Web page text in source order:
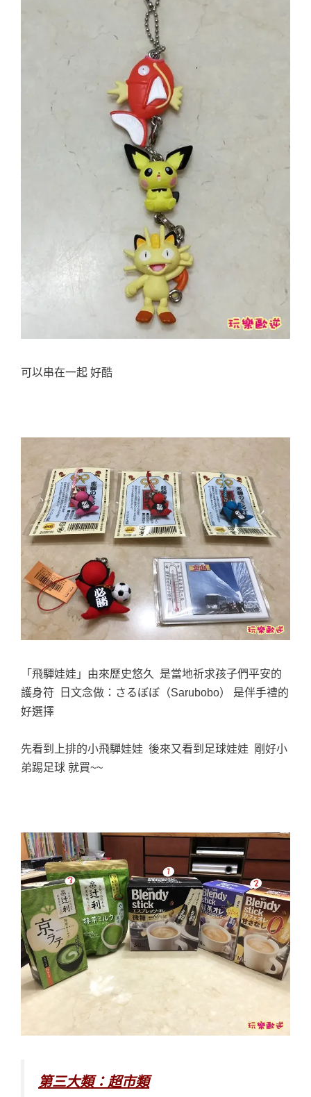
可以串在一起 好酷
「飛驒娃娃」由來歷史悠久 是當地祈求孩子們平安的
護身符 日文念做：さるぼぼ（Sarubobo） 是伴手禮的
好選擇
先看到上排的小飛驒娃娃 後來又看到足球娃娃 剛好小
弟踢足球 就買~~
第三大類：超市類